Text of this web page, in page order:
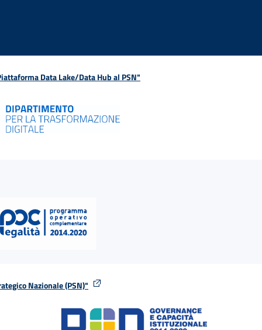
Data Lake/Data Hub al PSN"
Nazionale (PSN)"